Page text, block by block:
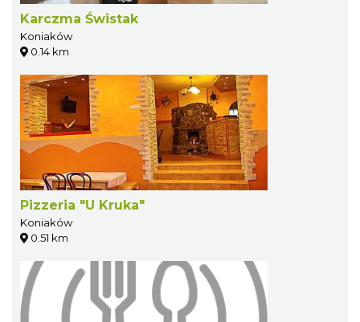
Karczma Świstak
Koniaków
0.14 km
Pizzeria "U Kruka"
Koniaków
0.51 km